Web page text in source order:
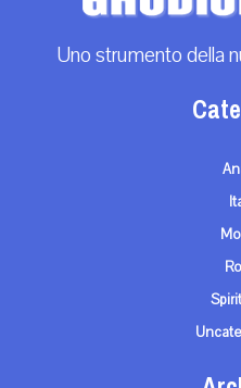
Uno strumento della